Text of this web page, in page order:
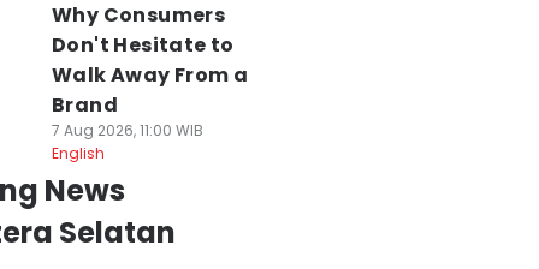
Why Consumers
Don't Hesitate to
Walk Away From a
Brand
7 Aug 2026, 11:00 WIB
English
News
Selatan